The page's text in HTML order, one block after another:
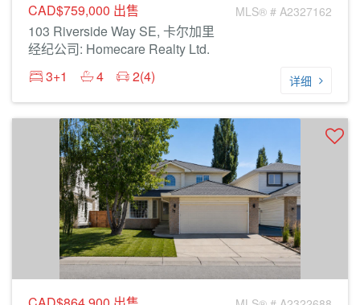
CAD$759,000 出售 MLS® # A2327162
103 Riverside Way SE, 卡尔加里
经纪公司: Homecare Realty Ltd.
3+1
4 2(4) 详细